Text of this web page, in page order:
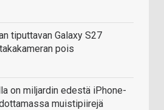
tiputtavan Galaxy S27
pois
on miljardin edestä iPhone-
muistipiirejä